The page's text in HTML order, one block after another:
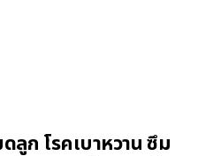
ลูก โรคเบาหวาน ซึม